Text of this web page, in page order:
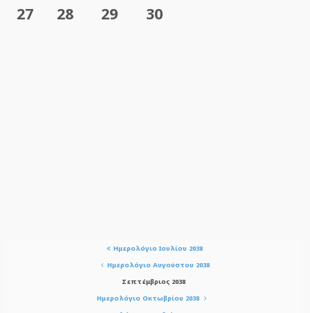
27
28 29 30
Ημερολόγιο Ιουλίου 2038
Ημερολόγιο Αυγούστου 2038
Σεπτέμβριος 2038
Ημερολόγιο Οκτωβρίου 2038